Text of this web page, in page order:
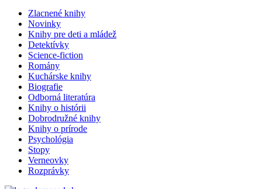
Zlacnené knihy
Novinky
Knihy pre deti a mládež
Detektívky
Science-fiction
Romány
Kuchárske knihy
Biografie
Odborná literatúra
Knihy o histórii
Dobrodružné knihy
Knihy o prírode
Psychológia
Stopy
Verneovky
Rozprávky